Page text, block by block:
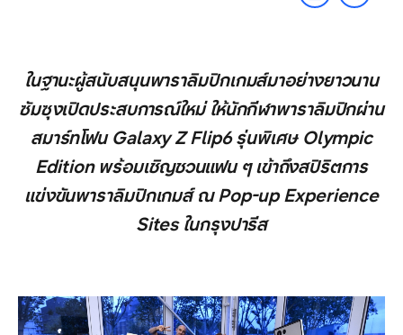
ในฐานะผู้สนับสนุนพาราลิมปิกเกมส์มาอย่างยาวนาน
ซัมซุงเปิดประสบการณ์ใหม่ ให้นักกีฬาพาราลิมปิกผ่าน
สมาร์ทโฟน Galaxy Z Flip6 รุ่นพิเศษ Olympic
Edition พร้อมเชิญชวนแฟน ๆ เข้าถึงสปิริตการ
แข่งขันพาราลิมปิกเกมส์ ณ Pop-up Experience
Sites ในกรุงปารีส